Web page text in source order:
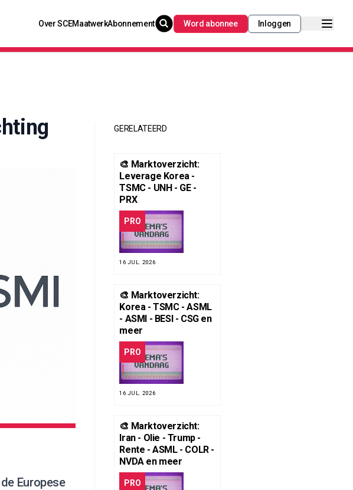
Over SCEMaatwerkAbonnement Word abonnee Inloggen
Europese
GERELATEERD
🎨 Marktoverzicht:
Leverage Korea -
TSMC - UNH - GE -
PRX
PRO
16 JUL. 2026
🎨 Marktoverzicht:
Korea - TSMC - ASML
- ASMI - BESI - CSG en
meer
PRO
16 JUL. 2026
🎨 Marktoverzicht:
Iran - Olie - Trump -
Rente - ASML - COLR -
NVDA en meer
PRO